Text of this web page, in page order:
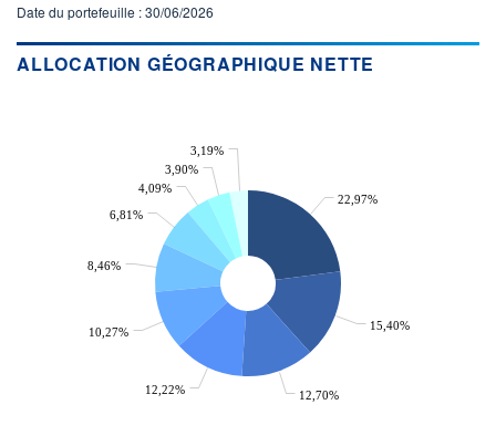
CTO BUSINESS
Non éligible Boursobank
RISQUE DU FONDS (SRI)
+ PORTEFEUILLE
Date du portefeuille : 30/06/2026
ALLOCATION GÉOGRAPHIQUE NETTE
22,97%
15,40%
12,70%
12,22%
10,27%
8,46%
6,81%
4,09%
3,90%
3,19%